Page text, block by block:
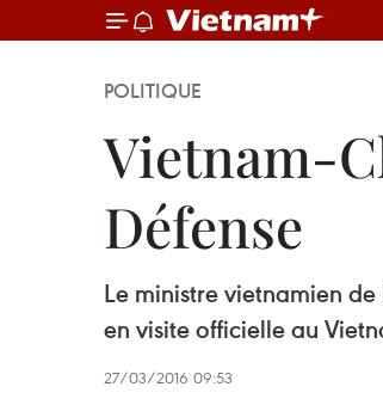
POLITIQUE
Vietnam-
Défense
Le ministre vietnamien
en visite officielle au
27/03/2016 09:53